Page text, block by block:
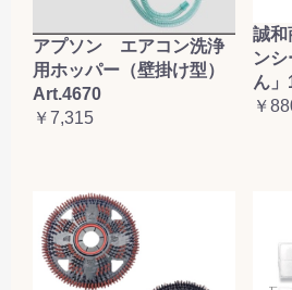
アプソン エアコン洗浄
用ホッパー（壁掛け型）
Art.4670
￥7,315
誠
ン
ん」
￥